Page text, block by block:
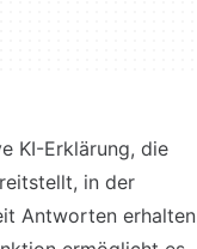
KI-Erklärung, die
in der
Antworten erhalten